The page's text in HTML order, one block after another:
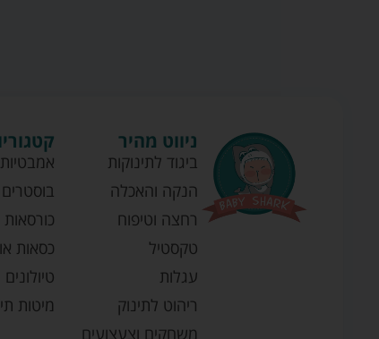
ניווט מהיר
ביגוד לתינוקות
הנקה והאכלה
רחצה וטיפוח
טקסטיל
עגלות
ריהוט לתינוק
משחקים וצעצועים
בוסטרים
כסאות
טיולונים
מיטות